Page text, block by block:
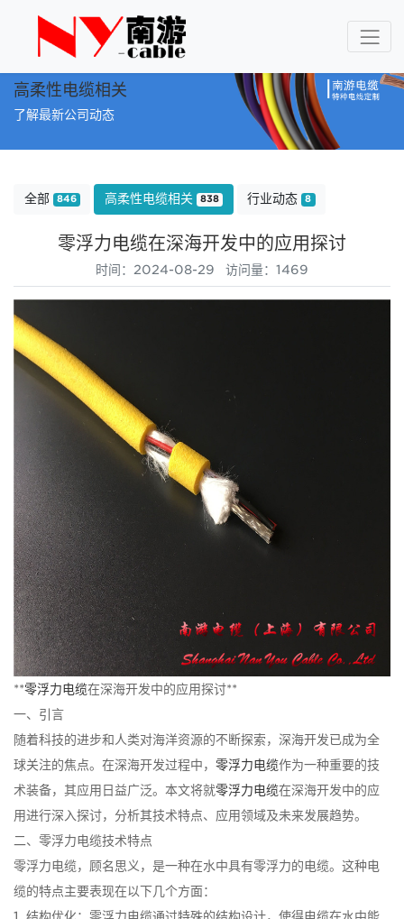
高柔性电缆相关
了解最新公司动态
全部 846 高柔性电缆相关 838 行业动态 8
零浮力电缆在深海开发中的应用探讨
时间：2024-08-29 访问量：1469
**零浮力电缆在深海开发中的应用探讨**
一、引言
随着科技的进步和人类对海洋资源的不断探索，深海开发已成为全
球关注的焦点。在深海开发过程中， 零浮力电缆作为一种重要的技
术装备，其应用日益广泛。本文将就零浮力电缆在深海开发中的应
用进行深入探讨，分析其技术特点、应用领域及未来发展趋势。
二、零浮力电缆技术特点
零浮力电缆，顾名思义，是一种在水中具有零浮力的电缆。这种电
缆的特点主要表现在以下几个方面：
1. 结构优化：零浮力电缆通过特殊的结构设计，使得电缆在水中能